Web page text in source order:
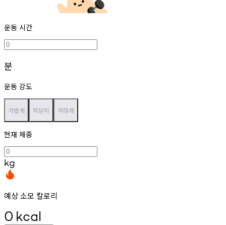
운동 시간
분
운동 강도
가볍게 적당히 격하게
현재 체중
kg
예상 소모 칼로리
0 kcal